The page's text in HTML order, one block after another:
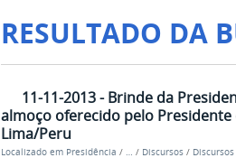
RESULTADO DA
11-11-2013 - Brinde da
almoço oferecido pelo
Lima/Peru
Localizado em Presidência / … / Discursos /